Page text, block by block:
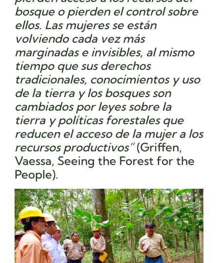
bosque o pierden el control sobre
ellos. Las mujeres se están
volviendo cada vez más
marginadas e invisibles, al mismo
tiempo que sus derechos
tradicionales, conocimientos y uso
de la tierra y los bosques son
cambiados por leyes sobre la
tierra y políticas forestales que
reducen el acceso de la mujer a los
recursos productivos”(Griffen,
Vaessa, Seeing the Forest for the
People).